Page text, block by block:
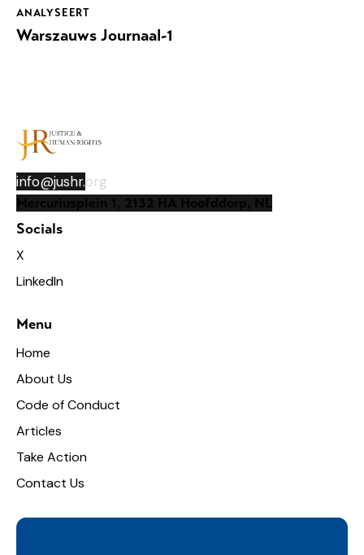
ANALYSEERT
Warszauws Journaal-1
info@jushr.org
Mercuriusplein 1, 2132 HA Hoofddorp, NL
Socials
X
LinkedIn
Menu
Home
About Us
Code of Conduct
Articles
Take Action
Contact Us